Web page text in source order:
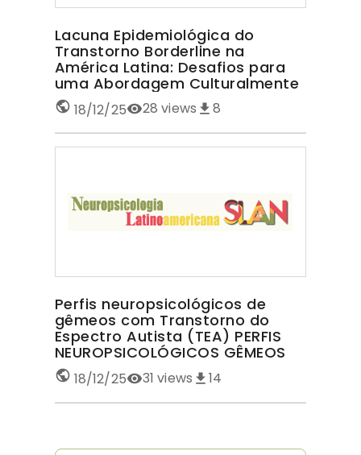
Lacuna Epidemiológica do
Transtorno Borderline na
América Latina: Desafios para
uma Abordagem Culturalmente
Sensível TRANSTORNO
BORDERLINE NA AMÉRICA LATINA
18/12/25 28 views 8
Perfis neuropsicológicos de
gêmeos com Transtorno do
Espectro Autista (TEA) PERFIS
NEUROPSICOLÓGICOS GÊMEOS
COM TEA
18/12/25 31 views 14